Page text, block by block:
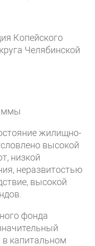
Копейского
Челябинской
жилищно-
высокой
низкой
неразвитостью
высокой
фонда
в капитальном